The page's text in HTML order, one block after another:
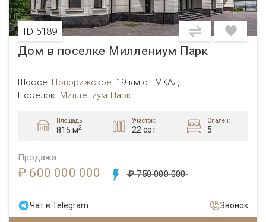
ID 5189
Дом в поселке Миллениум Парк
Шоссе: Новорижское, 19 км от МКАД
Посёлок: Миллениум Парк
Площадь:
815 м2
Участок:
22 сот.
Спален:
5
Продажа
₽ 600 000 000 ₽ 750 000 000
Чат в Telegram Звонок